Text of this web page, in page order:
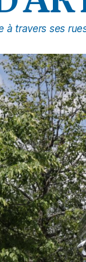
à travers ses